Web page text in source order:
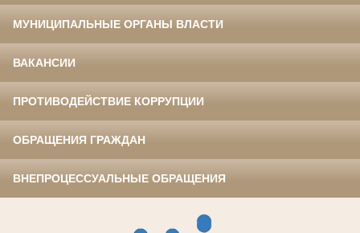
МУНИЦИПАЛЬНЫЕ ОРГАНЫ ВЛАСТИ
ВАКАНСИИ
ПРОТИВОДЕЙСТВИЕ КОРРУПЦИИ
ОБРАЩЕНИЯ ГРАЖДАН
ВНЕПРОЦЕССУАЛЬНЫЕ ОБРАЩЕНИЯ